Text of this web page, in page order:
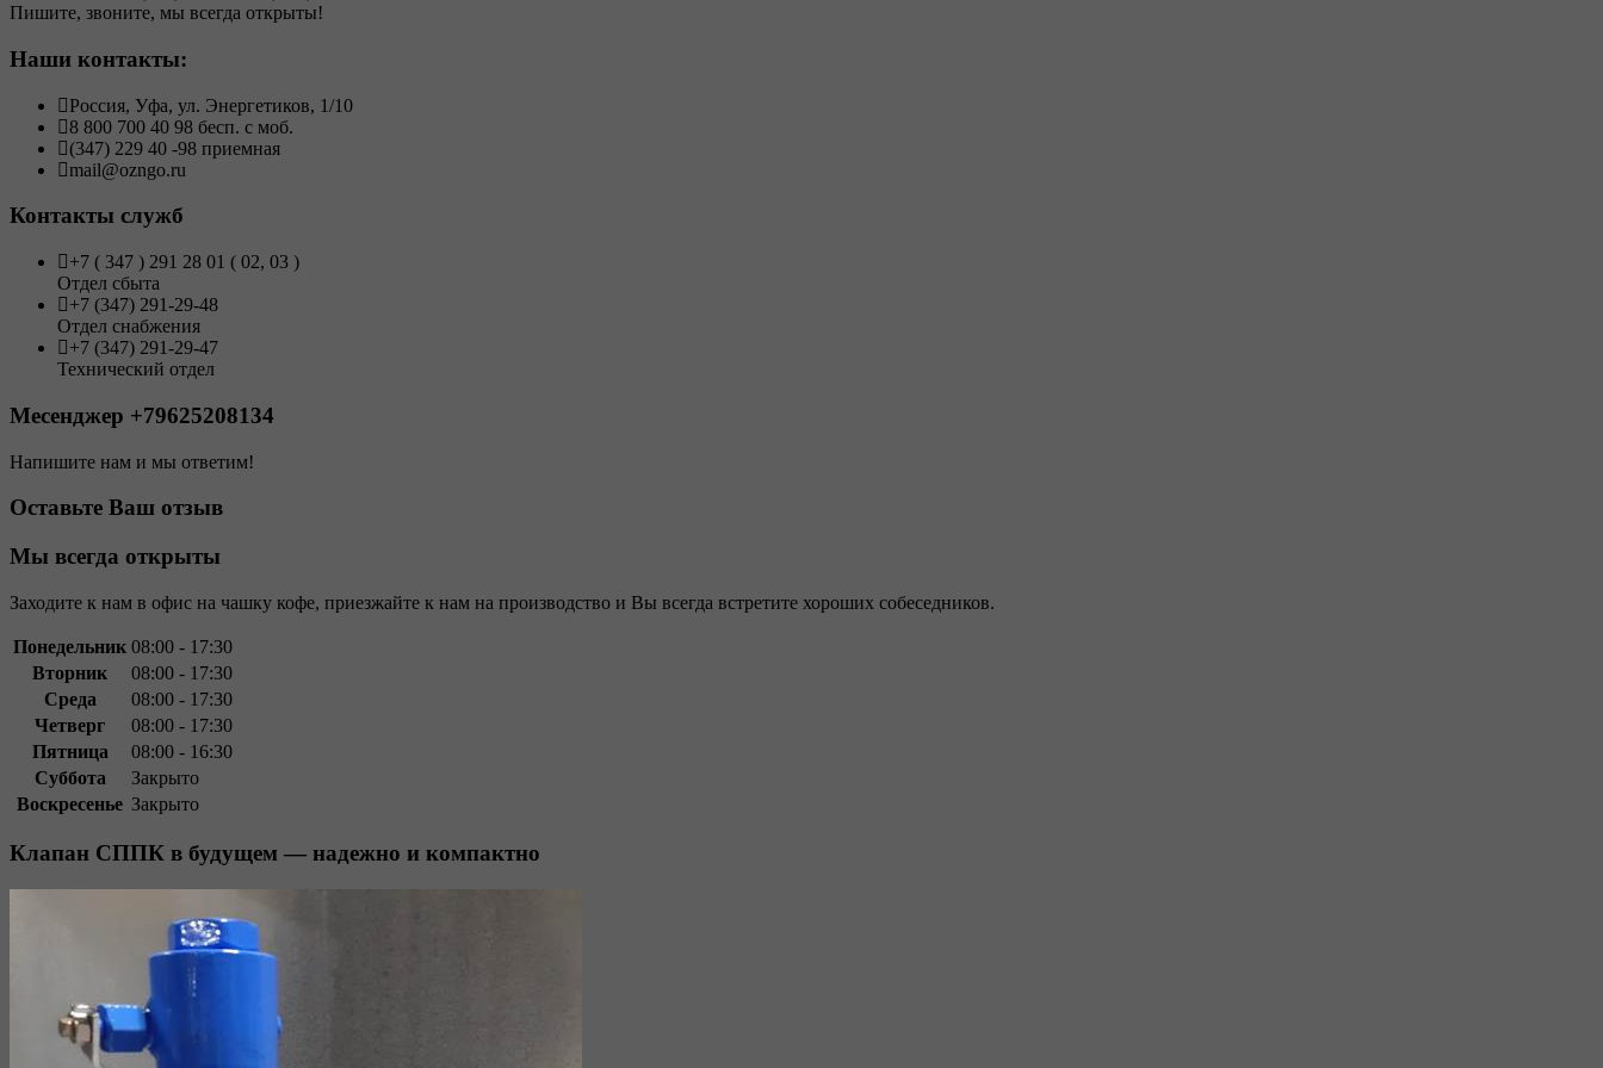
Пишите, звоните, мы всегда открыты!
Наши контакты:
Россия, Уфа, ул. Энергетиков, 1/10
8 800 700 40 98 бесп. с моб.
(347) 229 40 -98 приемная
mail@ozngo.ru
Контакты служб
+7 ( 347 ) 291 28 01 ( 02, 03 )
Отдел сбыта
+7 (347) 291-29-48
Отдел снабжения
+7 (347) 291-29-47
Технический отдел
Месенджер +79625208134
Напишите нам и мы ответим!
Оставьте Ваш отзыв
Мы всегда открыты
Заходите к нам в офис на чашку кофе, приезжайте к нам на производство и Вы всегда встретите хороших собеседников.
Понедельник 08:00 - 17:30
Вторник
08:00 - 17:30
Среда
08:00 - 17:30
Четверг
08:00 - 17:30
Пятница
08:00 - 16:30
Суббота
Закрыто
Воскресенье Закрыто
Клапан СППК в будущем — надежно и компактно